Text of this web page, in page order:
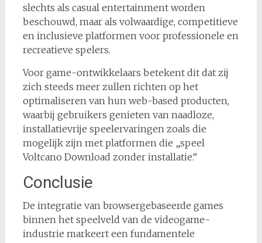
slechts als casual entertainment worden
beschouwd, maar als volwaardige, competitieve
en inclusieve platformen voor professionele en
recreatieve spelers.
Voor game-ontwikkelaars betekent dit dat zij
zich steeds meer zullen richten op het
optimaliseren van hun web-based producten,
waarbij gebruikers genieten van naadloze,
installatievrije speelervaringen zoals die
mogelijk zijn met platformen die „speel
Voltcano Download zonder installatie.“
Conclusie
De integratie van browsergebaseerde games
binnen het speelveld van de videogame-
industrie markeert een fundamentele